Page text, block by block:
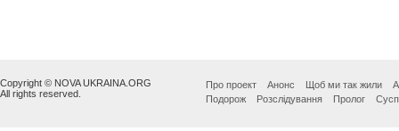
Copyright © NOVA UKRAINA.ORG
All rights reserved.
Про проект Анонс Щоб ми так жили
Подорож
Розслідування Пролог